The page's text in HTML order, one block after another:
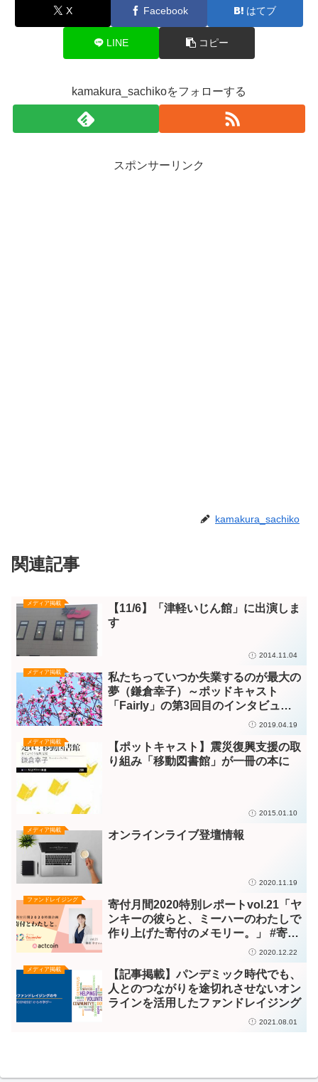
X Facebook はてブ
LINE コピー
kamakura_sachikoをフォローする
スポンサーリンク
kamakura_sachiko
関連記事
メディア掲載
【11/6】「津軽いじん館」に出演しま
す
2014.11.04
メディア掲載
私たちっていつか失業するのが最大の
夢（鎌倉幸子）～ポッドキャスト
「Fairly」の第3回目のインタビュー
2019.04.19
メディア掲載
【ポットキャスト】震災復興支援の取
り組み「移動図書館」が一冊の本に
2015.01.10
メディア掲載 オンラインライブ登壇情報
2020.11.19
ファンドレイジング
寄付月間2020特別レポートvol.21「ヤ
ンキーの彼らと、ミーハーのわたしで
作り上げた寄付のメモリー。」 #寄付
2020.12.22
メディア掲載
【記事掲載】パンデミック時代でも、
人とのつながりを途切れさせないオン
ラインを活用したファンドレイジング
2021.08.01